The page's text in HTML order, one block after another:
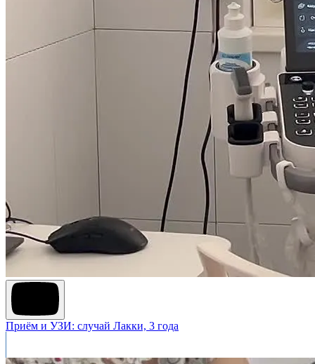
Приём и УЗИ: случай Лакки, 3 года